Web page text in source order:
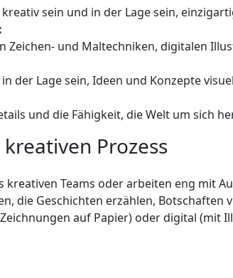
sein und in der Lage sein,
Zeichen- und Maltechniken, digitalen
der Lage sein, Ideen und Konzepte
und die Fähigkeit, die Welt um sich
Prozess
Teams oder arbeiten eng mit
die Geschichten erzählen,
auf Papier) oder digital (mit